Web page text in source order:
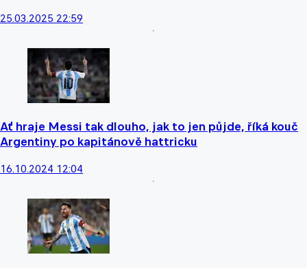
25.03.2025 22:59
Ať hraje Messi tak dlouho, jak to jen půjde, říká kouč
Argentiny po kapitánově hattricku
16.10.2024 12:04